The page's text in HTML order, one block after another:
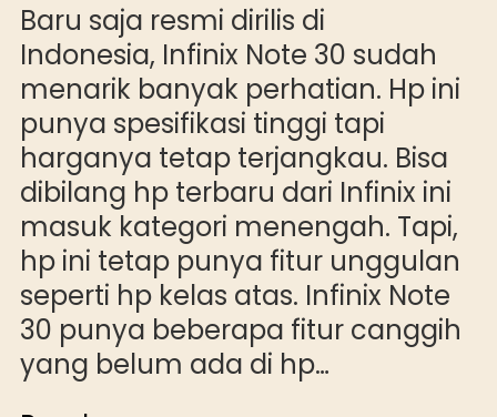
Baru saja resmi dirilis di
Indonesia, Infinix Note 30 sudah
menarik banyak perhatian. Hp ini
punya spesifikasi tinggi tapi
harganya tetap terjangkau. Bisa
dibilang hp terbaru dari Infinix ini
masuk kategori menengah. Tapi,
hp ini tetap punya fitur unggulan
seperti hp kelas atas. Infinix Note
30 punya beberapa fitur canggih
yang belum ada di hp…